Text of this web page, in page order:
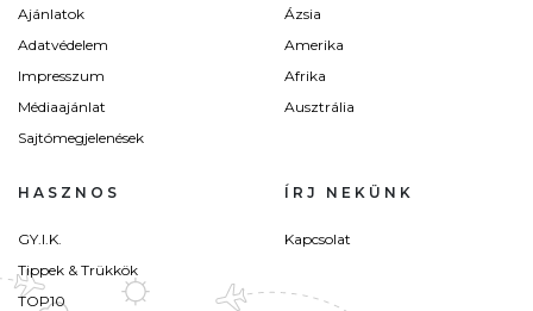
Ajánlatok
Adatvédelem
Impresszum
Médiaajánlat
Sajtómegjelenések
Ázsia
Amerika
Afrika
Ausztrália
HASZNOS
GY.I.K.
Tippek & Trükkök
TOP10
ÍRJ NEKÜNK
Kapcsolat